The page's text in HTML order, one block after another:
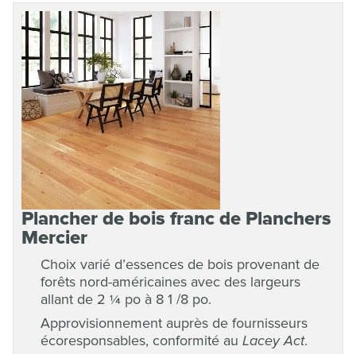
Plancher de bois franc de Planchers
Mercier
Choix varié d’essences de bois provenant de
forêts nord-américaines avec des largeurs
allant de 2 ¼ po à 8 1 /8 po.
Approvisionnement auprès de fournisseurs
écoresponsables, conformité au Lacey Act.